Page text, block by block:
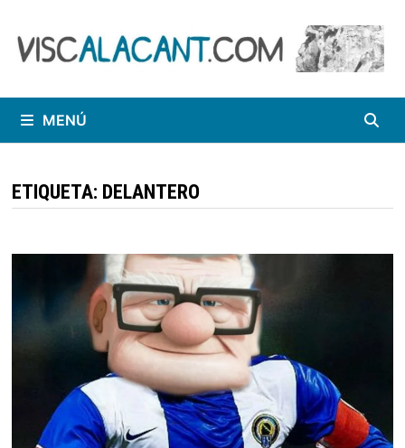
contenido
MENÚ
ETIQUETA: DELANTERO